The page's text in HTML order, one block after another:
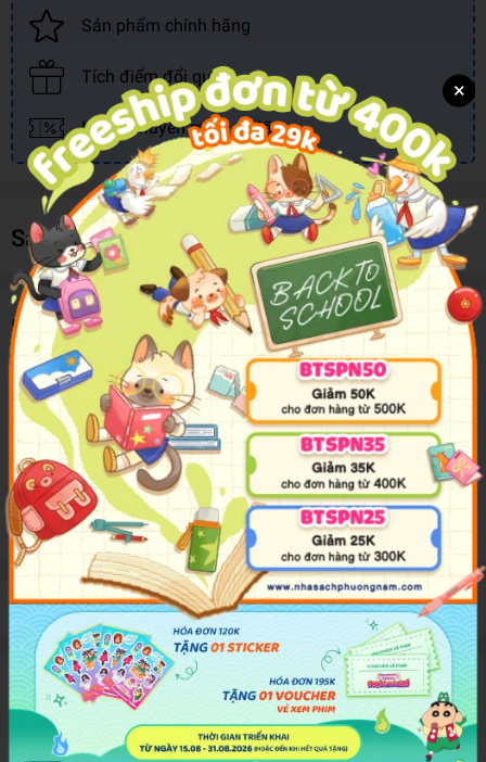
Sản phẩm chính hãng
Tích điểm đổi quà
Nhiều khuyến mãi, ưu đãi
Sản phẩm cùng loại
Mô tả sản phẩm
Nhóm Luffy đang cố gắng thuyết phục chú tuần lộc mũi xanh Tony
Tony Chopper làm đồng đội. Thế nhưng sự việc đau buồn xảy ra
trong quá khứ đã để lại một vết thương lớn trong lòng Chopper...
Những chuyến phiêu lưu trên đại dương xoay quanh "ONE PIECE"
lại bắt đầu!!
Đánh giá sản phẩm
×